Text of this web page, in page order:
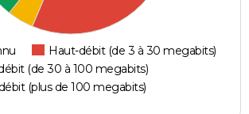
Haut-débit (de 3 à 30 megabits)
(de 30 à 100 megabits)
(plus de 100 megabits)